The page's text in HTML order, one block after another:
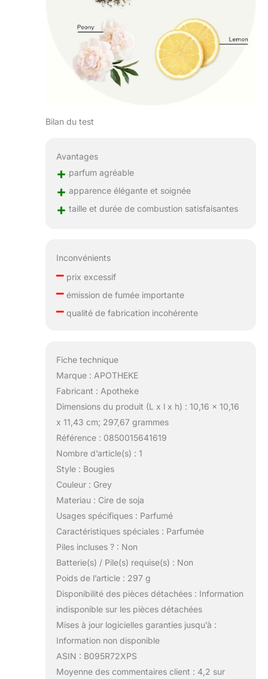
Bilan du test
Avantages
+ parfum agréable
+ apparence élégante et soignée
+ taille et durée de combustion satisfaisantes
Inconvénients
–prix excessif
–émission de fumée importante
–qualité de fabrication incohérente
Fiche technique
Marque : APOTHEKE
Fabricant : Apotheke
Dimensions du produit (L x l x h) : 10,16 x 10,16
x 11,43 cm; 297,67 grammes
Référence : 0850015641619
Nombre d’article(s) : 1
Style : Bougies
Couleur : Grey
Materiau : Cire de soja
Usages spécifiques : Parfumé
Caractéristiques spéciales : Parfumée
Piles incluses ? : Non
Batterie(s) / Pile(s) requise(s) : Non
Poids de l’article : 297 g
Disponibilité des pièces détachées : Information
indisponible sur les pièces détachées
Mises à jour logicielles garanties jusqu’à :
Information non disponible
ASIN : B095R72XPS
Moyenne des commentaires client : 4,2 sur